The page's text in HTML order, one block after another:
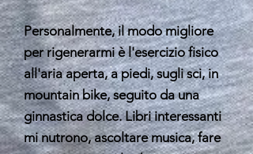
Personalmente, il modo migliore
per rigenerarmi è l'esercizio fisico
all'aria aperta, a piedi, sugli sci, in
mountain bike, seguito da una
ginnastica dolce. Libri interessanti
mi nutrono, ascoltare musica, fare